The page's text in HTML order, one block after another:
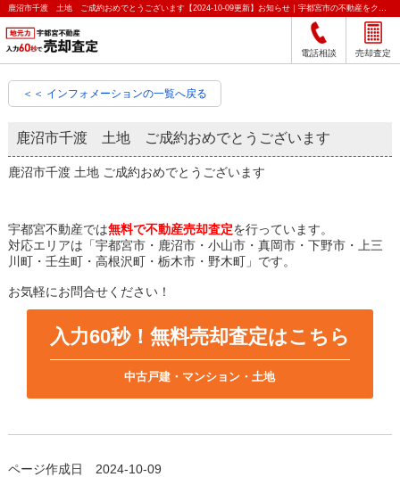
鹿沼市千渡 土地 ご成約おめでとうございます【2024-10-09更新】お知らせ｜宇都宮市の不動産をクイック売却査定｜宇都宮不動産
電話相談 売却査定
＜＜ インフォメーションの一覧へ戻る
鹿沼市千渡 土地 ご成約おめでとうございます
鹿沼市千渡 土地 ご成約おめでとうございます
宇都宮不動産では無料で不動産売却査定を行っています。
対応エリアは「宇都宮市・鹿沼市・小山市・真岡市・下野市・上三
川町・壬生町・高根沢町・栃木市・野木町」です。
お気軽にお問合せください！
入力60秒！無料売却査定はこちら
中古戸建・マンション・土地
ページ作成日 2024-10-09